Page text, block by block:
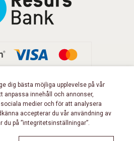
OSS PÅ FACEBOOK!
dig bästa möjliga upplevelse på vår
anpassa innehåll och annonser,
medier och för att analysera
accepterar du vår användning av
du på ”integritetsinställningar”.